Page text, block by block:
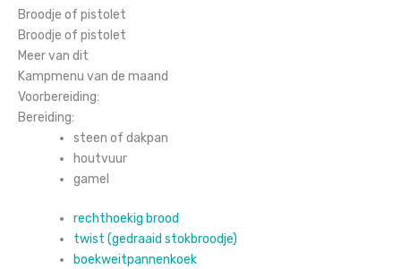
Broodje of pistolet
Broodje of pistolet
Meer van dit
Kampmenu van de maand
Voorbereiding:
Bereiding:
steen of dakpan
houtvuur
gamel
rechthoekig brood
twist (gedraaid stokbroodje)
boekweitpannenkoek